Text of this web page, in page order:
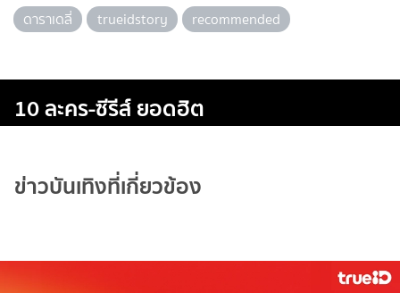
ดาราเดลี่
trueidstory recommended
10 ละคร-ซีรีส์ ยอดฮิต
ข่าวบันเทิงที่เกี่ยวข้อง